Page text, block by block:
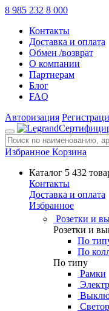
8 985 232 8 000
Контакты
Доставка и оплата
Обмен /возврат
О компании
Партнерам
Блог
FAQ
Авторизация
Избранное Корзина
Каталог 5 432
Контакты
Доставка и оплата
Избранное
Розетки и
Розетки и
По
По
По типу
Рамки